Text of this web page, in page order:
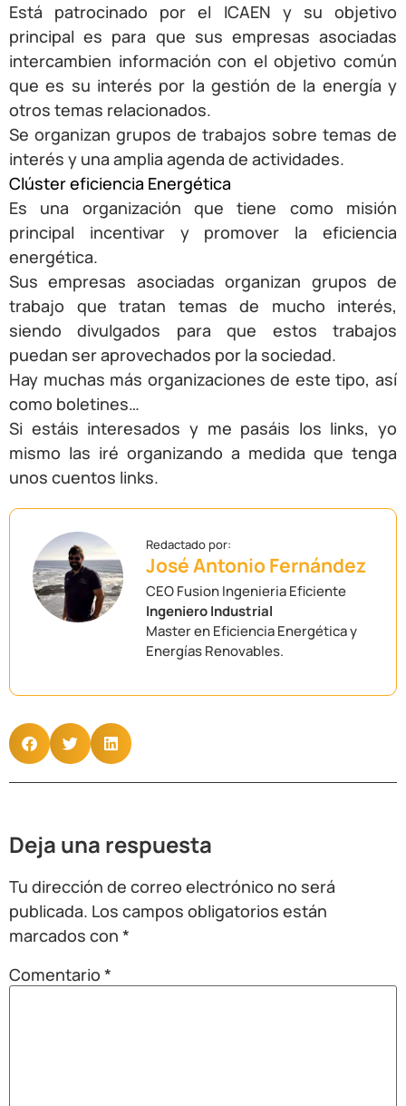
Está patrocinado por el ICAEN y su objetivo
principal es para que sus empresas asociadas
intercambien información con el objetivo común
que es su interés por la gestión de la energía y
otros temas relacionados.
Se organizan grupos de trabajos sobre temas de
interés y una amplia agenda de actividades.
Clúster eficiencia Energética
Es una organización que tiene como misión
principal incentivar y promover la eficiencia
energética.
Sus empresas asociadas organizan grupos de
trabajo que tratan temas de mucho interés,
siendo divulgados para que estos trabajos
puedan ser aprovechados por la sociedad.
Hay muchas más organizaciones de este tipo, así
como boletines…
Si estáis interesados y me pasáis los links, yo
mismo las iré organizando a medida que tenga
unos cuentos links.
José Antonio Fernández
CEO Fusion Ingenieria Eficiente
Ingeniero Industrial
Master en Eficiencia Energética y
Energías Renovables.
Deja una respuesta
Tu dirección de correo electrónico no será
publicada. Los campos obligatorios están
marcados con *
Comentario *